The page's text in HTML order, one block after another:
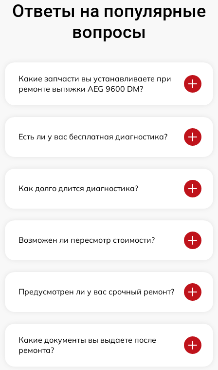
Ответы на популярные
вопросы
Какие запчасти вы устанавливаете при
ремонте вытяжки AEG 9600 DM?
Есть ли у вас бесплатная диагностика?
Как долго длится диагностика?
Возможен ли пересмотр стоимости?
Предусмотрен ли у вас срочный ремонт?
Какие документы вы выдаете после
ремонта?